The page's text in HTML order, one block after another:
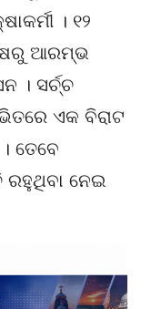
। ୧୨
ଆରମ୍ଭ
। ସର୍ଚ୍ଚ
ଏକ ବିରାଟ
ତେବେ
ରହୁଥିବା ନେଇ